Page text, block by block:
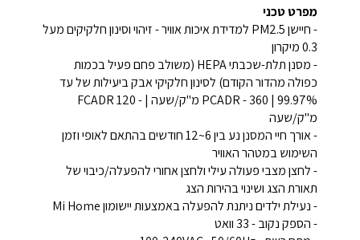
מפרט טכני
- חיישן PM2.5 למדידת איכות אוויר - זיהוי וסינון חלקיקים מעל
0.3 מיקרון
- מסנן תלת-שכבתי HEPA (משולב פחם פעיל בכמות
כפולה מהדור הקודם) לסינון חלקיקי אבקביעילות של עד
99.97% | PCADR - 360 מ"ק/שעה | - FCADR 120
מ"ק/שעה
- אורך חיי המסנן נע בין 6~12 חודשים בהתאם לאופי וזמן
השימוש במטהר האוויר
- לחצן מצבי פעולה עילי ולחצן אחורי להפעלה/כיבוי של
תאורת הצג ושינוי בהירות הצג
- נעילת ילדים ניתנת להפעלה באמצעות יישומון Mi Home
- הספק נקוב - 33 וואט